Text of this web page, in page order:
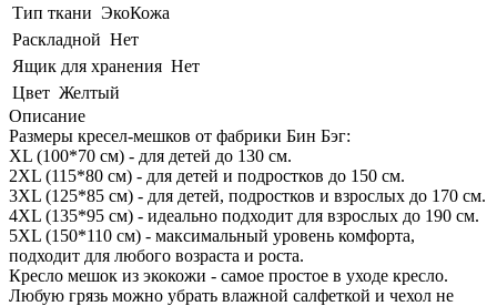
Тип ткани ЭкоКожа
Раскладной Нет
Ящик для хранения Нет
Цвет Желтый
Описание
Размеры кресел-мешков от фабрики Бин Бэг:
XL (100*70 см) - для детей до 130 см.
2XL (115*80 см) - для детей и подростков до 150 см.
3XL (125*85 см) - для детей, подростков и взрослых до 170 см.
4XL (135*95 см) - идеально подходит для взрослых до 190 см.
5XL (150*110 см) - максимальный уровень комфорта,
подходит для любого возраста и роста.
Кресло мешок из экокожи - самое простое в уходе кресло.
Любую грязь можно убрать влажной салфеткой и чехол не